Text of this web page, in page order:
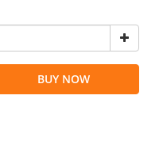
BUY NOW